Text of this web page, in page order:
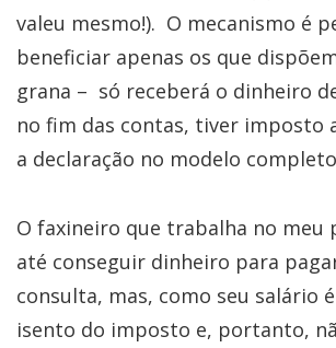
valeu mesmo!). O mecanismo é
beneficiar apenas os que
grana – só receberá o dinheiro
no fim das contas, tiver imposto
a declaração no modelo
O faxineiro que trabalha no meu
até conseguir dinheiro para
consulta, mas, como seu salário
isento do imposto e, portanto,